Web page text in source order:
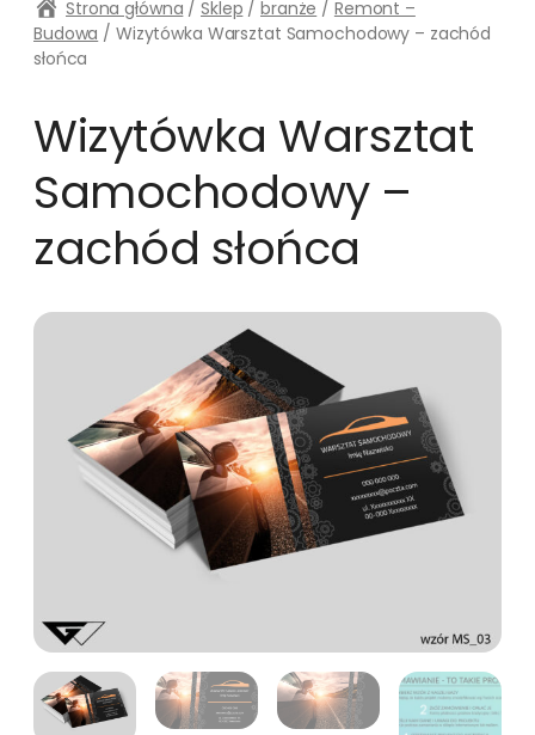
Strona główna / Sklep / branże / Remont –
Budowa / Wizytówka Warsztat Samochodowy – zachód
słońca
Wizytówka Warsztat
Samochodowy –
zachód słońca